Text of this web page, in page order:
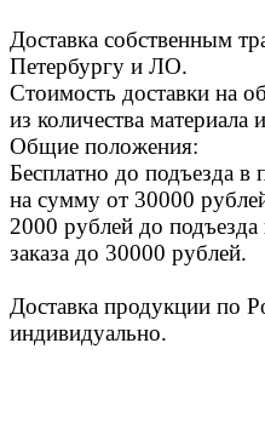
Доставка собственным
Петербургу и ЛО.
Стоимость доставки на
из количества материала
Общие положения:
Бесплатно до подъезда
на сумму от 30000
2000 рублей до
заказа до 30000 рублей.
Доставка продукции по
индивидуально.